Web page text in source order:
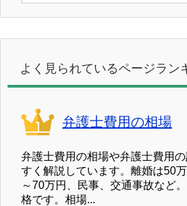
よく見られているページラン
弁護士費用の相場
弁護士費用の相場や弁護士費用
すく解説しています。離婚は50
～70万円、民事、交通事故など
格です。相場...